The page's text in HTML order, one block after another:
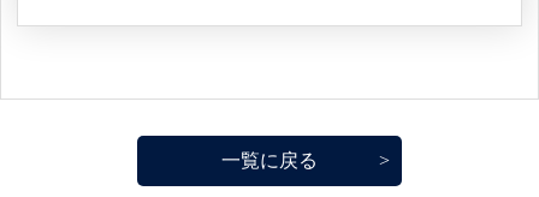
一覧に戻る